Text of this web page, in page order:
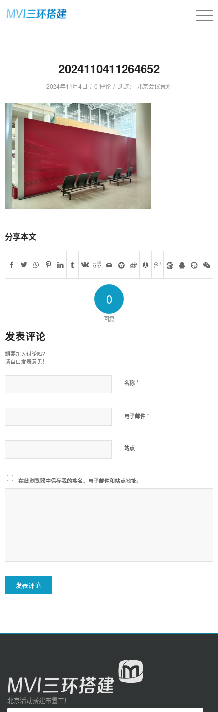
2024110411264652
2024年11月4日 / 0 评论 / 通过： 北京会议策划
分享本文
0
回复
发表评论
想要加入讨论吗？
请自由发表意见！
名称 *
电子邮件 *
站点
在此浏览器中保存我的姓名、电子邮件和站点地址。
北京活动搭建布置工厂